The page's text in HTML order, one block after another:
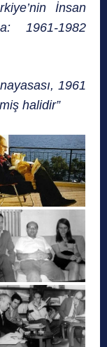
İnsan
1961-1982
1961
halidir”